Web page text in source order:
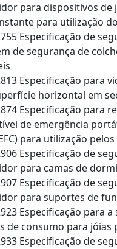
para dispositivos de
para utilização
Especificação de
de segurança de
Especificação para
horizontal em
Especificação para
de emergência
para utilização
Especificação de
para camas de
Especificação de
para suportes de
Especificação para
de consumo para jóias
Especificação de